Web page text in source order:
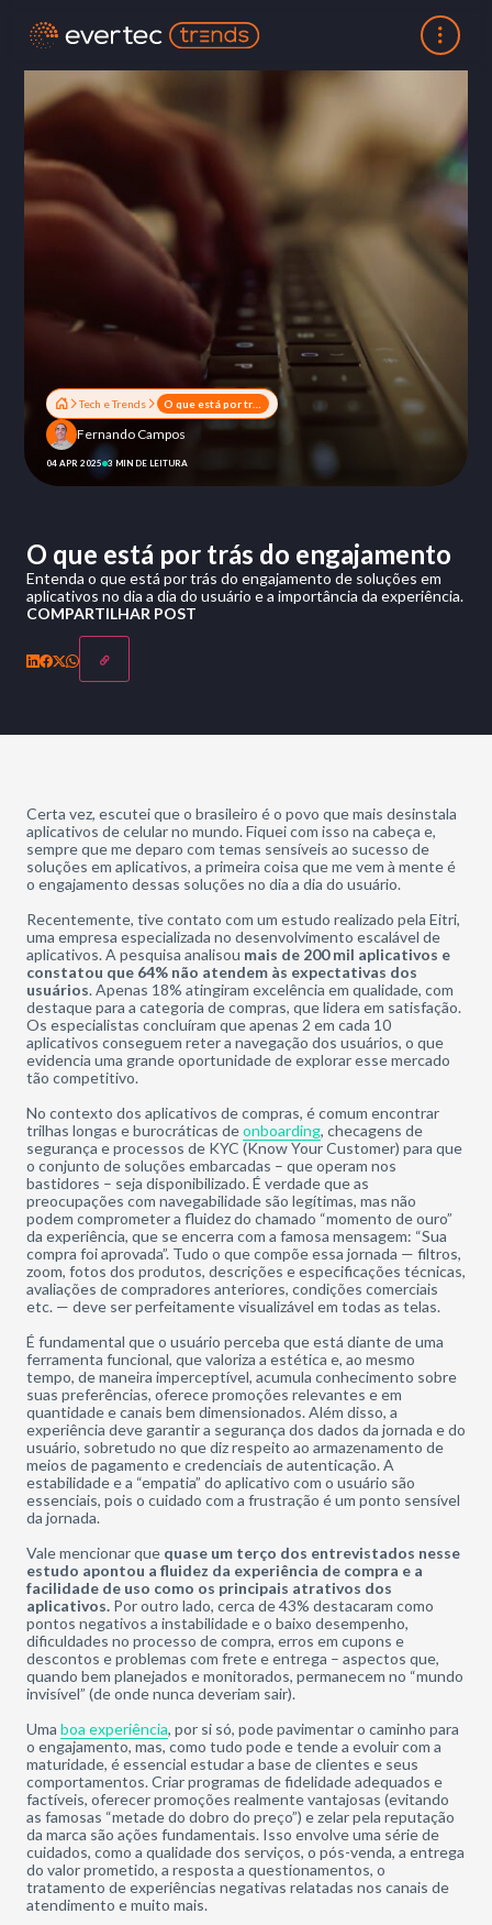
Tech e Trends
Fernando Campos
04 APR 2025 3 MIN DE LEITURA
O que está por trás do engajamento
Entenda o que está por trás do engajamento de soluções em
aplicativos no dia a dia do usuário e a importância da experiência.
COMPARTILHAR POST
Certa vez, escutei que o brasileiro é o povo que mais desinstala
aplicativos de celular no mundo. Fiquei com isso na cabeça e,
sempre que me deparo com temas sensíveis ao sucesso de
soluções em aplicativos, a primeira coisa que me vem à mente é
o engajamento dessas soluções no dia a dia do usuário.
Recentemente, tive contato com um estudo realizado pela Eitri,
uma empresa especializada no desenvolvimento escalável de
aplicativos. A pesquisa analisou mais de 200 mil aplicativos e
constatou que 64% não atendem às expectativas dos
usuários. Apenas 18% atingiram excelência em qualidade, com
destaque para a categoria de compras, que lidera em satisfação.
Os especialistas concluíram que apenas 2 em cada 10
aplicativos conseguem reter a navegação dos usuários, o que
evidencia uma grande oportunidade de explorar esse mercado
tão competitivo.
No contexto dos aplicativos de compras, é comum encontrar
trilhas longas e burocráticas deonboarding, checagens de
segurança e processos de KYC (Know Your Customer) para que
o conjunto de soluções embarcadas – que operam nos
bastidores – seja disponibilizado. É verdade que as
preocupações com navegabilidade são legítimas, mas não
podem comprometer a fluidez do chamado “momento de ouro”
da experiência, que se encerra com a famosa mensagem: “Sua
compra foi aprovada”. Tudo o que compõe essa jornada — filtros,
zoom, fotos dos produtos, descrições e especificações técnicas,
avaliações de compradores anteriores, condições comerciais
etc. — deve ser perfeitamente visualizável em todas as telas.
É fundamental que o usuário perceba que está diante de uma
ferramenta funcional, que valoriza a estética e, ao mesmo
tempo, de maneira imperceptível, acumula conhecimento sobre
suas preferências, oferece promoções relevantes e em
quantidade e canais bem dimensionados. Além disso, a
experiência deve garantir a segurança dos dados da jornada e do
usuário, sobretudo no que diz respeito ao armazenamento de
meios de pagamento e credenciais de autenticação. A
estabilidade e a “empatia” do aplicativo com o usuário são
essenciais, pois o cuidado com a frustração é um ponto sensível
da jornada.
Vale mencionar que quase um terço dos entrevistados nesse
estudo apontou a fluidez da experiência de compra e a
facilidade de uso como os principais atrativos dos
aplicativos. Por outro lado, cerca de 43% destacaram como
pontos negativos a instabilidade e o baixo desempenho,
dificuldades no processo de compra, erros em cupons e
descontos e problemas com frete e entrega – aspectos que,
quando bem planejados e monitorados, permanecem no “mundo
invisível” (de onde nunca deveriam sair).
Uma boa experiência, por si só, pode pavimentar o caminho para
o engajamento, mas, como tudo pode e tende a evoluir com a
maturidade, é essencial estudar a base de clientes e seus
comportamentos. Criar programas de fidelidade adequados e
factíveis, oferecer promoções realmente vantajosas (evitando
as famosas “metade do dobro do preço”) e zelar pela reputação
da marca são ações fundamentais. Isso envolve uma série de
cuidados, como a qualidade dos serviços, o pós-venda, a entrega
do valor prometido, a resposta a questionamentos, o
tratamento de experiências negativas relatadas nos canais de
atendimento e muito mais.